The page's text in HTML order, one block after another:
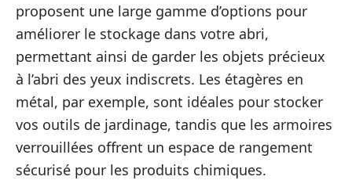
proposent une large gamme d’options pour
améliorer le stockage dans votre abri,
permettant ainsi de garder les objets précieux
à l’abri des yeux indiscrets. Les étagères en
métal, par exemple, sont idéales pour stocker
vos outils de jardinage, tandis que les armoires
verrouillées offrent un espace de rangement
sécurisé pour les produits chimiques.